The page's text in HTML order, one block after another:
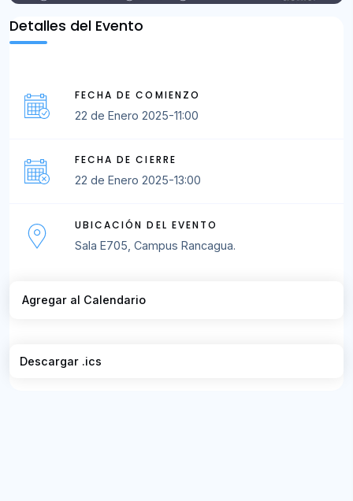
Detalles del Evento
FECHA DE COMIENZO
22 de Enero 2025-11:00
FECHA DE CIERRE
22 de Enero 2025-13:00
UBICACIÓN DEL EVENTO
Sala E705, Campus Rancagua.
Agregar al Calendario
Descargar .ics